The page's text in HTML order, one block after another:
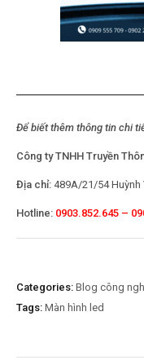
Để biết thêm thông tin chi
Công ty TNHH Truyền
Địa chỉ: 489A/21/54 Huỳnh
Hotline: 0903.852.645 –
Categories: Blog công
Tags: Màn hình led